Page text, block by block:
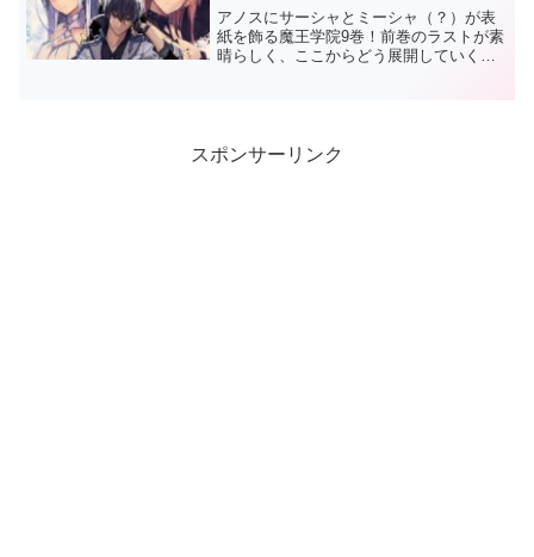
アノスにサーシャとミーシャ（？）が表
紙を飾る魔王学院9巻！前巻のラストが素
晴らしく、ここからどう展開していくの
スポンサーリンク